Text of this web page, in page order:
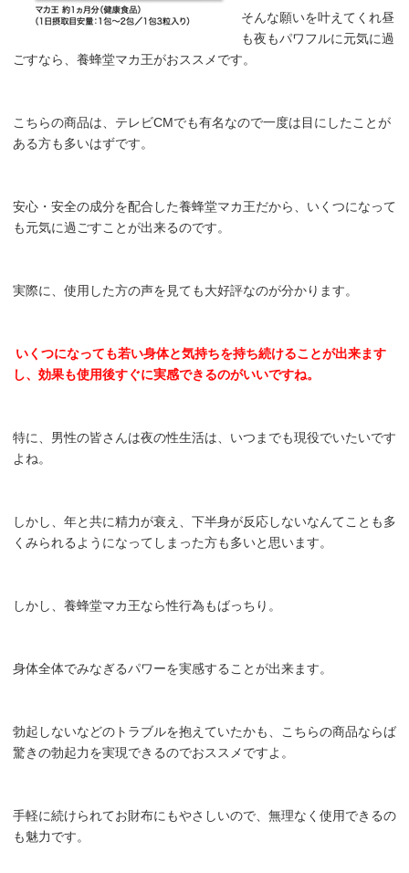
そんな願いを叶えてくれ昼
も夜もパワフルに元気に過
ごすなら、養蜂堂マカ王がおススメです。
こちらの商品は、テレビCMでも有名なので一度は目にしたことが
ある方も多いはずです。
安心・安全の成分を配合した養蜂堂マカ王だから、いくつになって
も元気に過ごすことが出来るのです。
実際に、使用した方の声を見ても大好評なのが分かります。
いくつになっても若い身体と気持ちを持ち続けることが出来ます
し、効果も使用後すぐに実感できるのがいいですね。
特に、男性の皆さんは夜の性生活は、いつまでも現役でいたいです
よね。
しかし、年と共に精力が衰え、下半身が反応しないなんてことも多
くみられるようになってしまった方も多いと思います。
しかし、養蜂堂マカ王なら性行為もばっちり。
身体全体でみなぎるパワーを実感することが出来ます。
勃起しないなどのトラブルを抱えていたかも、こちらの商品ならば
驚きの勃起力を実現できるのでおススメですよ。
手軽に続けられてお財布にもやさしいので、無理なく使用できるの
も魅力です。